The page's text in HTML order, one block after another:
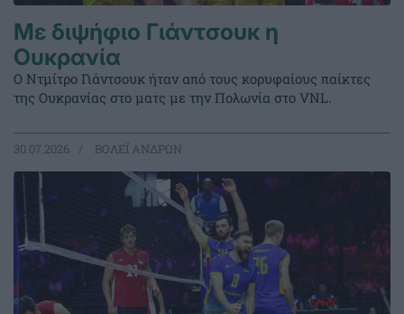
Με διψήφιο Γιάντσουκ η
Ουκρανία
Ο Ντμίτρο Γιάντσουκ ήταν από τους κορυφαίους παίκτες
της Ουκρανίας στο ματς με την Πολωνία στο VNL.
30.07.2026 ΒΟΛΕΪ ΑΝΔΡΩΝ